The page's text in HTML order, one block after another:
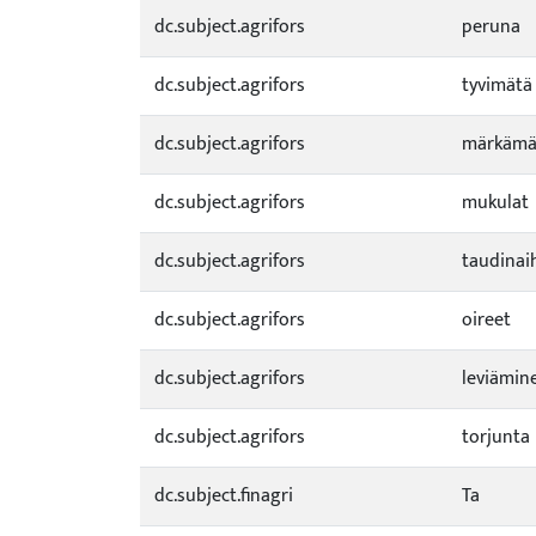
dc.subject.agrifors
peruna
dc.subject.agrifors
tyvimätä
dc.subject.agrifors
dc.subject.agrifors
mukulat
dc.subject.agrifors
dc.subject.agrifors
oireet
dc.subject.agrifors
dc.subject.agrifors
torjunta
dc.subject.finagri
Ta